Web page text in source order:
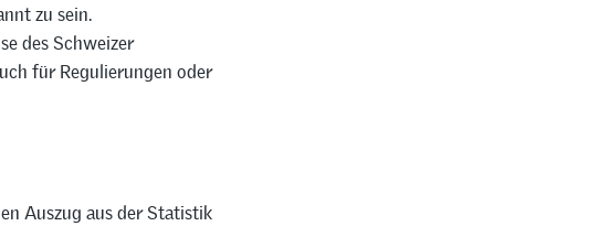
zu sein.
des Schweizer
für Regulierungen oder
Auszug aus der Statistik